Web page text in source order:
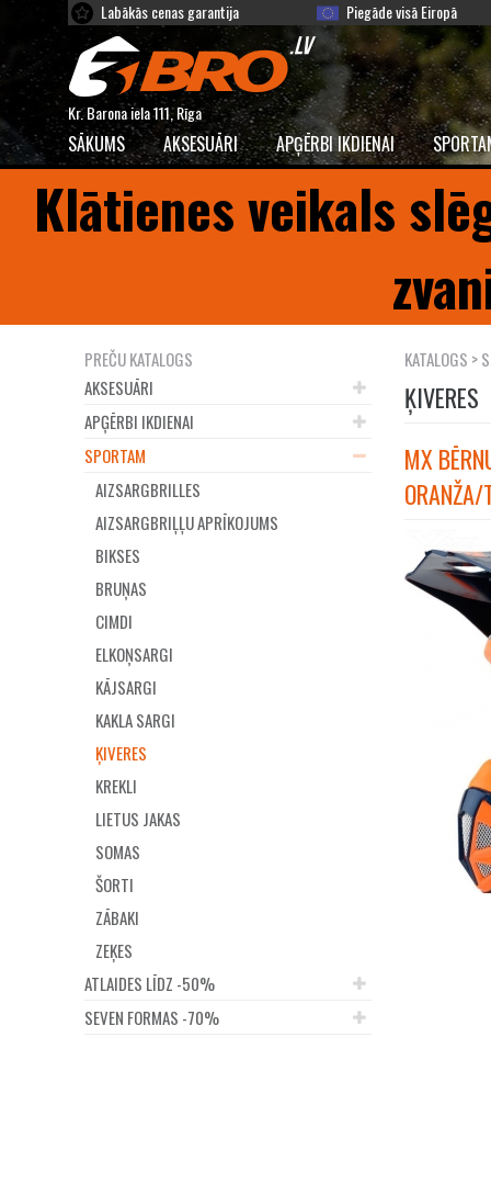
Labākās cenas garantija Piegāde visā Eiropā
Kr. Barona iela 111, Rīga
SĀKUMS AKSESUĀRI APĢĒRBI IKDIENAI
Klātienes veikals
PREČU KATALOGS
AKSESUĀRI
APĢĒRBI IKDIENAI
SPORTAM
AIZSARGBRILLES
AIZSARGBRIĻĻU APRĪKOJUMS
BIKSES
BRUŅAS
CIMDI
ELKOŅSARGI
KĀJSARGI
KAKLA SARGI
ĶIVERES
KREKLI
LIETUS JAKAS
SOMAS
ŠORTI
ZĀBAKI
ZEĶES
ATLAIDES LĪDZ -50%
SEVEN FORMAS -70%
KATALOGS >
ĶIVERES
MX